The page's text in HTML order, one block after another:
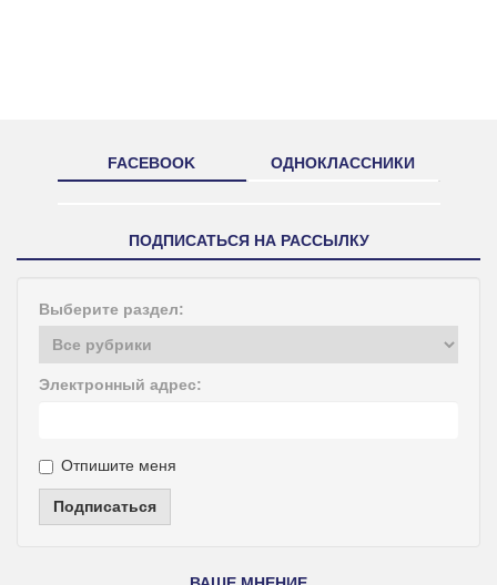
FACEBOOK ОДНОКЛАССНИКИ
ПОДПИСАТЬСЯ НА РАССЫЛКУ
Выберите раздел:
Электронный адрес:
Отпишите меня
Подписаться